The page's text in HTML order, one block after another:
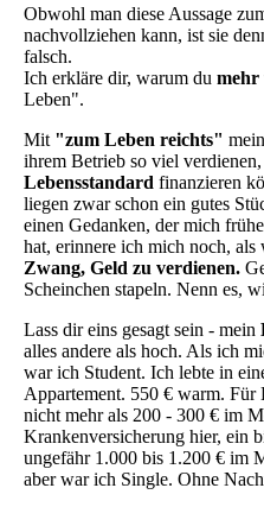
Obwohl man diese Aussage
nachvollziehen kann, ist sie
falsch.
Ich erkläre dir, warum du mehr
Leben".
Mit "zum Leben reichts"
ihrem Betrieb so viel
Lebensstandard finanzieren
liegen zwar schon ein gutes
einen Gedanken, der mich
hat, erinnere ich mich noch, als
Zwang, Geld zu verdienen.
Scheinchen stapeln. Nenn es,
Lass dir eins gesagt sein - mein
alles andere als hoch. Als ich
war ich Student. Ich lebte in
Appartement. 550 € warm. Für
nicht mehr als 200 - 300 € im
Krankenversicherung hier, ein
ungefähr 1.000 bis 1.200 € im
aber war ich Single. Ohne